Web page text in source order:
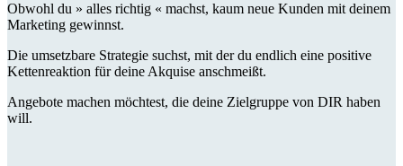
Obwohl du » alles richtig « machst, kaum neue Kunden mit deinem
Marketing gewinnst.
Die umsetzbare Strategie suchst, mit der du endlich eine positive
Kettenreaktion für deine Akquise anschmeißt.
Angebote machen möchtest, die deine Zielgruppe von DIR haben
will.